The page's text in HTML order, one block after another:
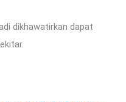
dikhawatirkan dapat